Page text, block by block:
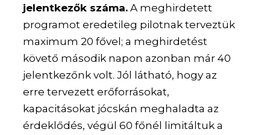
jelentkezők száma. A meghirdetett
programot eredetileg pilotnak terveztük
maximum 20 fővel; a meghirdetést
követő második napon azonban már 40
jelentkezőnk volt. Jól látható, hogy az
erre tervezett erőforrásokat,
kapacitásokat jócskán meghaladta az
érdeklődés, végül 60 főnél limitáltuk a